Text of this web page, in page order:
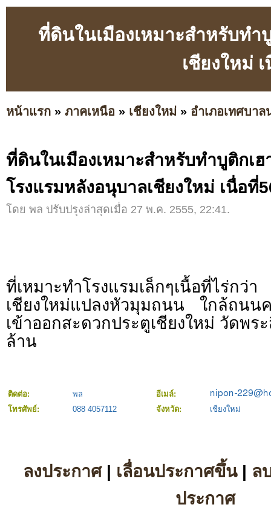
ที่ดินในเมืองเหมาะสำหรับทำ
เชียงใหม่
หน้าแรก » ภาคเหนือ » เชียงใหม่ » อำเภอเทศบาล
ที่ดินในเมืองเหมาะสำหรับทำบูติกเฮ
โรงแรมหลังอนุบาลเชียงใหม่ เนื่อที่
โดย พล ปรับปรุงล่าสุดเมื่อ 27 พ.ค. 2555, 22:41.
ที่เหมาะทำโรงแรมเล็กๆเนื้อที่
เชียงใหม่แปลงหัวมุมถนน ใกล้ถนนค
เข้าออกสะดวกประตูเชียงใหม่ วัดพร
ล้าน
ติดต่อ: พล
อีเมล์:
โทรศัพย์:
088 4057112 จังหวัด: เชียงใหม่
ลงประกาศ| เลื่อนประกาศขึ้น| ล
ประกาศ